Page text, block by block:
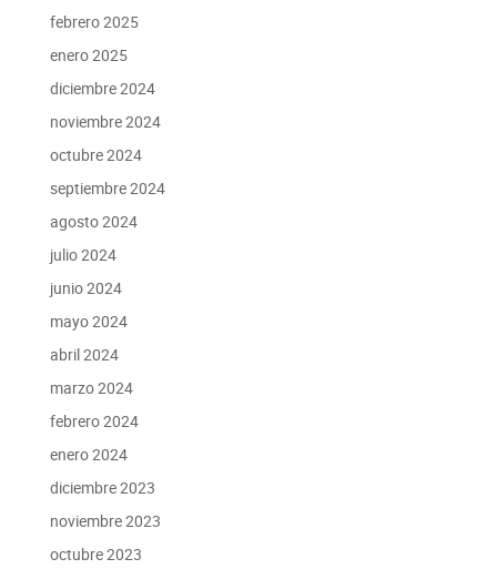
febrero 2025
enero 2025
diciembre 2024
noviembre 2024
octubre 2024
septiembre 2024
agosto 2024
julio 2024
junio 2024
mayo 2024
abril 2024
marzo 2024
febrero 2024
enero 2024
diciembre 2023
noviembre 2023
octubre 2023